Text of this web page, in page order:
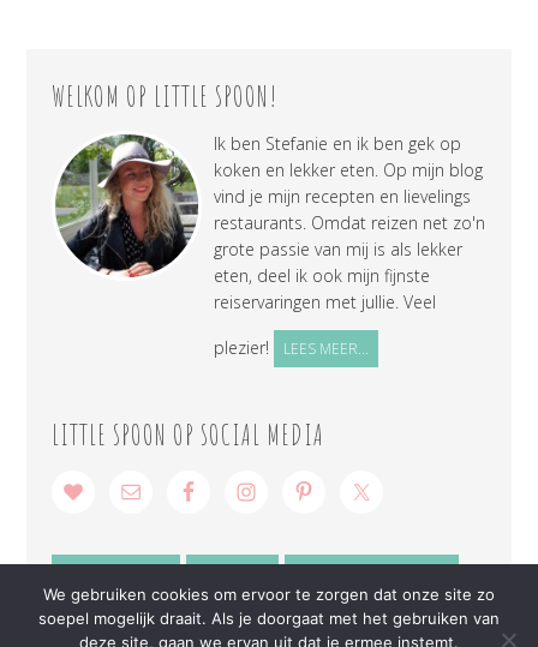
WELKOM OP LITTLE SPOON!
Ik ben Stefanie en ik ben gek op
koken en lekker eten. Op mijn blog
vind je mijn recepten en lievelings
restaurants. Omdat reizen net zo'n
grote passie van mij is als lekker
eten, deel ik ook mijn fijnste
reiservaringen met jullie. Veel
plezier!
LEES MEER...
LITTLE SPOON OP SOCIAL MEDIA
We gebruiken cookies om ervoor te zorgen dat onze site zo
soepel mogelijk draait. Als je doorgaat met het gebruiken van
deze site, gaan we ervan uit dat je ermee instemt.